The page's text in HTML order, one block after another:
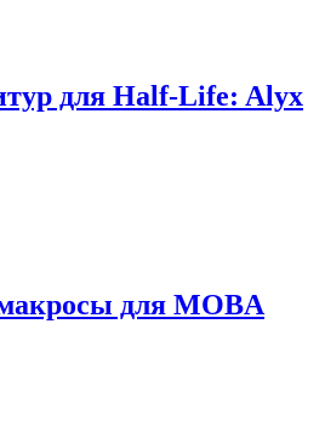
для Half-Life: Alyx
для MOBA